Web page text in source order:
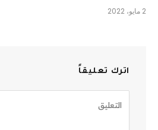
2 مايو، 2022
اترك تعليقاً